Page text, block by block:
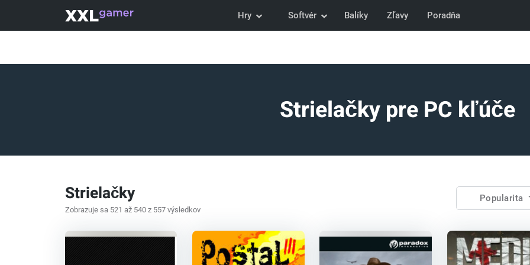
Hry Softvér Balíky Zľavy Poradňa
Strielačky pre PC kľúče
Strielačky
Zobrazuje sa 521 až 540 z 557 výsledkov
Popularita